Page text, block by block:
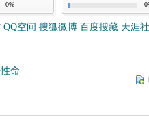
0%
QQ空间 搜狐微博 百度搜藏 天涯
命